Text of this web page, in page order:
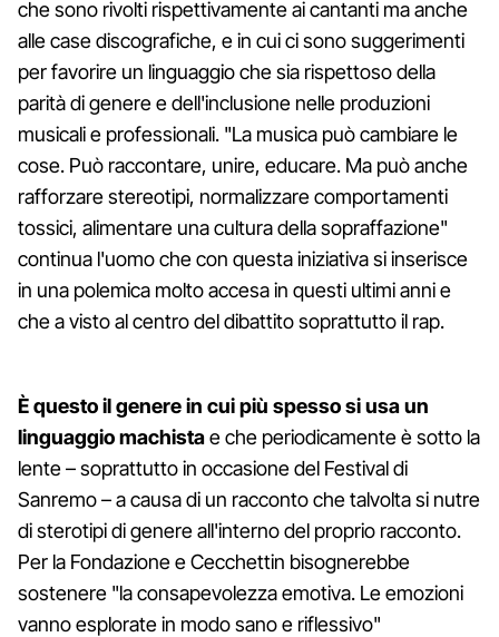
che sono rivolti rispettivamente ai cantanti ma anche
alle case discografiche, e in cui ci sono suggerimenti
per favorire un linguaggio che sia rispettoso della
parità di genere e dell'inclusione nelle produzioni
musicali e professionali. "La musica può cambiare le
cose. Può raccontare, unire, educare. Ma può anche
rafforzare stereotipi, normalizzare comportamenti
tossici, alimentare una cultura della sopraffazione"
continua l'uomo che con questa iniziativa si inserisce
in una polemica molto accesa in questi ultimi anni e
che a visto al centro del dibattito soprattutto il rap.
È questo il genere in cui più spesso si usa un
linguaggio machistae che periodicamente è sotto la
lente – soprattutto in occasione del Festival di
Sanremo – a causa di un racconto che talvolta si nutre
di sterotipi di genere all'interno del proprio racconto.
Per la Fondazione e Cecchettin bisognerebbe
sostenere "la consapevolezza emotiva. Le emozioni
vanno esplorate in modo sano e riflessivo"